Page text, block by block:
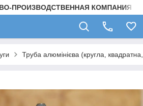
ПРОИЗВОДСТВЕННАЯ КОМПАНИЯ
Труба алюмінієва (кругла,